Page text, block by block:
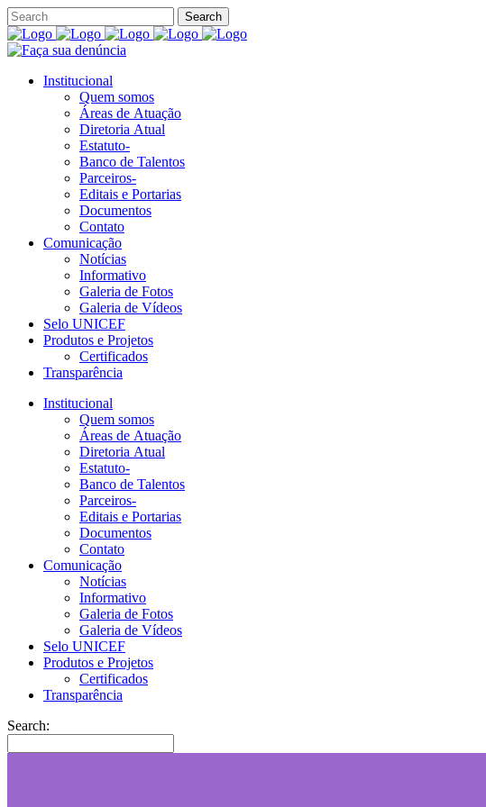
Institucional
Quem somos
Áreas de Atuação
Diretoria Atual
Estatuto-
Banco de Talentos
Parceiros-
Editais e Portarias
Documentos
Contato
Comunicação
Notícias
Informativo
Galeria de Fotos
Galeria de Vídeos
Selo UNICEF
Produtos e Projetos
Certificados
Transparência
Institucional
Quem somos
Áreas de Atuação
Diretoria Atual
Estatuto-
Banco de Talentos
Parceiros-
Editais e Portarias
Documentos
Contato
Comunicação
Notícias
Informativo
Galeria de Fotos
Galeria de Vídeos
Selo UNICEF
Produtos e Projetos
Certificados
Transparência
Search: